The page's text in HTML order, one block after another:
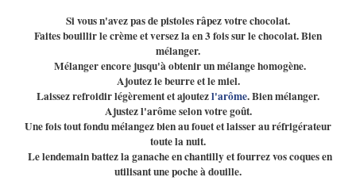
Si vous n'avez pas de pistoles râpez votre chocolat.
Faites bouillir le crème et versez la en 3 fois sur le chocolat. Bien
mélanger.
Mélanger encore jusqu'à obtenir un mélange homogène.
Ajoutez le beurre et le miel.
Laissez refroidir légèrement et ajoutezl'arôme. Bien mélanger.
Ajustez l'arôme selon votre goût.
Une fois tout fondu mélangez bien au fouet et laisser au réfrigérateur
toute la nuit.
Le lendemain battez la ganache en chantilly et fourrez vos coques en
utilisant une poche à douille.